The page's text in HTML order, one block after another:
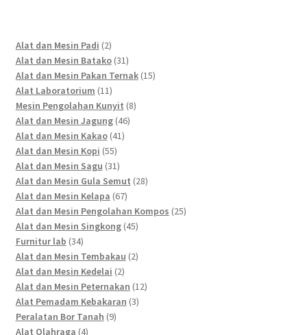
Alat dan Mesin Padi 22
products
Alat dan Mesin Batako 3131
products
Alat dan Mesin Pakan Ternak 1515
Alat Laboratorium 1111
products
Mesin Pengolahan Kunyit 88
Alat dan Mesin Jagung 4646
Alat dan Mesin Kakao 4141
Alat dan Mesin Kopi 5555
products
Alat dan Mesin Sagu 3131
products
Alat dan Mesin Gula Semut 2828
Alat dan Mesin Kelapa 6767
products
Alat dan Mesin Pengolahan Kompos 2525
Alat dan Mesin Singkong 4545
Furnitur lab 3434
products
Alat dan Mesin Tembakau 22
Alat dan Mesin Kedelai 22
products
Alat dan Mesin Peternakan 1212
Alat Pemadam Kebakaran 33
Peralatan Bor Tanah 99
Alat Olahraga 44